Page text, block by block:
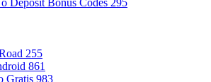
Deposit Bonus Codes 295
255
861
Gratis 983